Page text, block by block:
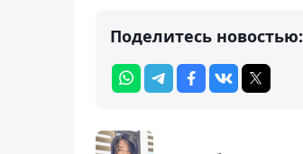
Поделитесь новостью: